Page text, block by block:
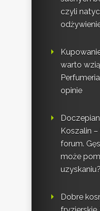
czyli
warto
opinie
Koszalin
forum.
może
uzyskaniu?
Dobre